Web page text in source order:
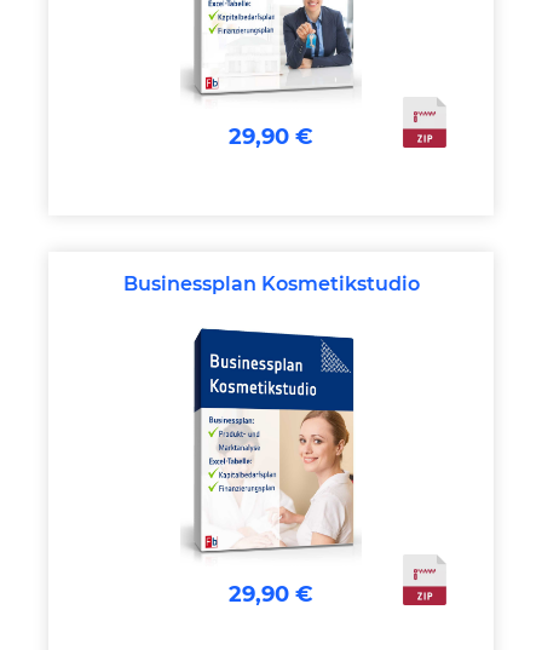
29,90 €
Businessplan Kosmetikstudio
29,90 €